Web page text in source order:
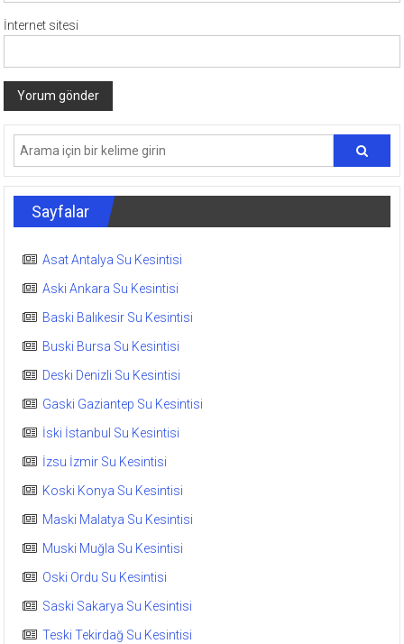
İnternet sitesi
Sayfalar
Asat Antalya Su Kesintisi
Aski Ankara Su Kesintisi
Baski Balıkesir Su Kesintisi
Buski Bursa Su Kesintisi
Deski Denizli Su Kesintisi
Gaski Gaziantep Su Kesintisi
İski İstanbul Su Kesintisi
İzsu İzmir Su Kesintisi
Koski Konya Su Kesintisi
Maski Malatya Su Kesintisi
Muski Muğla Su Kesintisi
Oski Ordu Su Kesintisi
Saski Sakarya Su Kesintisi
Teski Tekirdağ Su Kesintisi